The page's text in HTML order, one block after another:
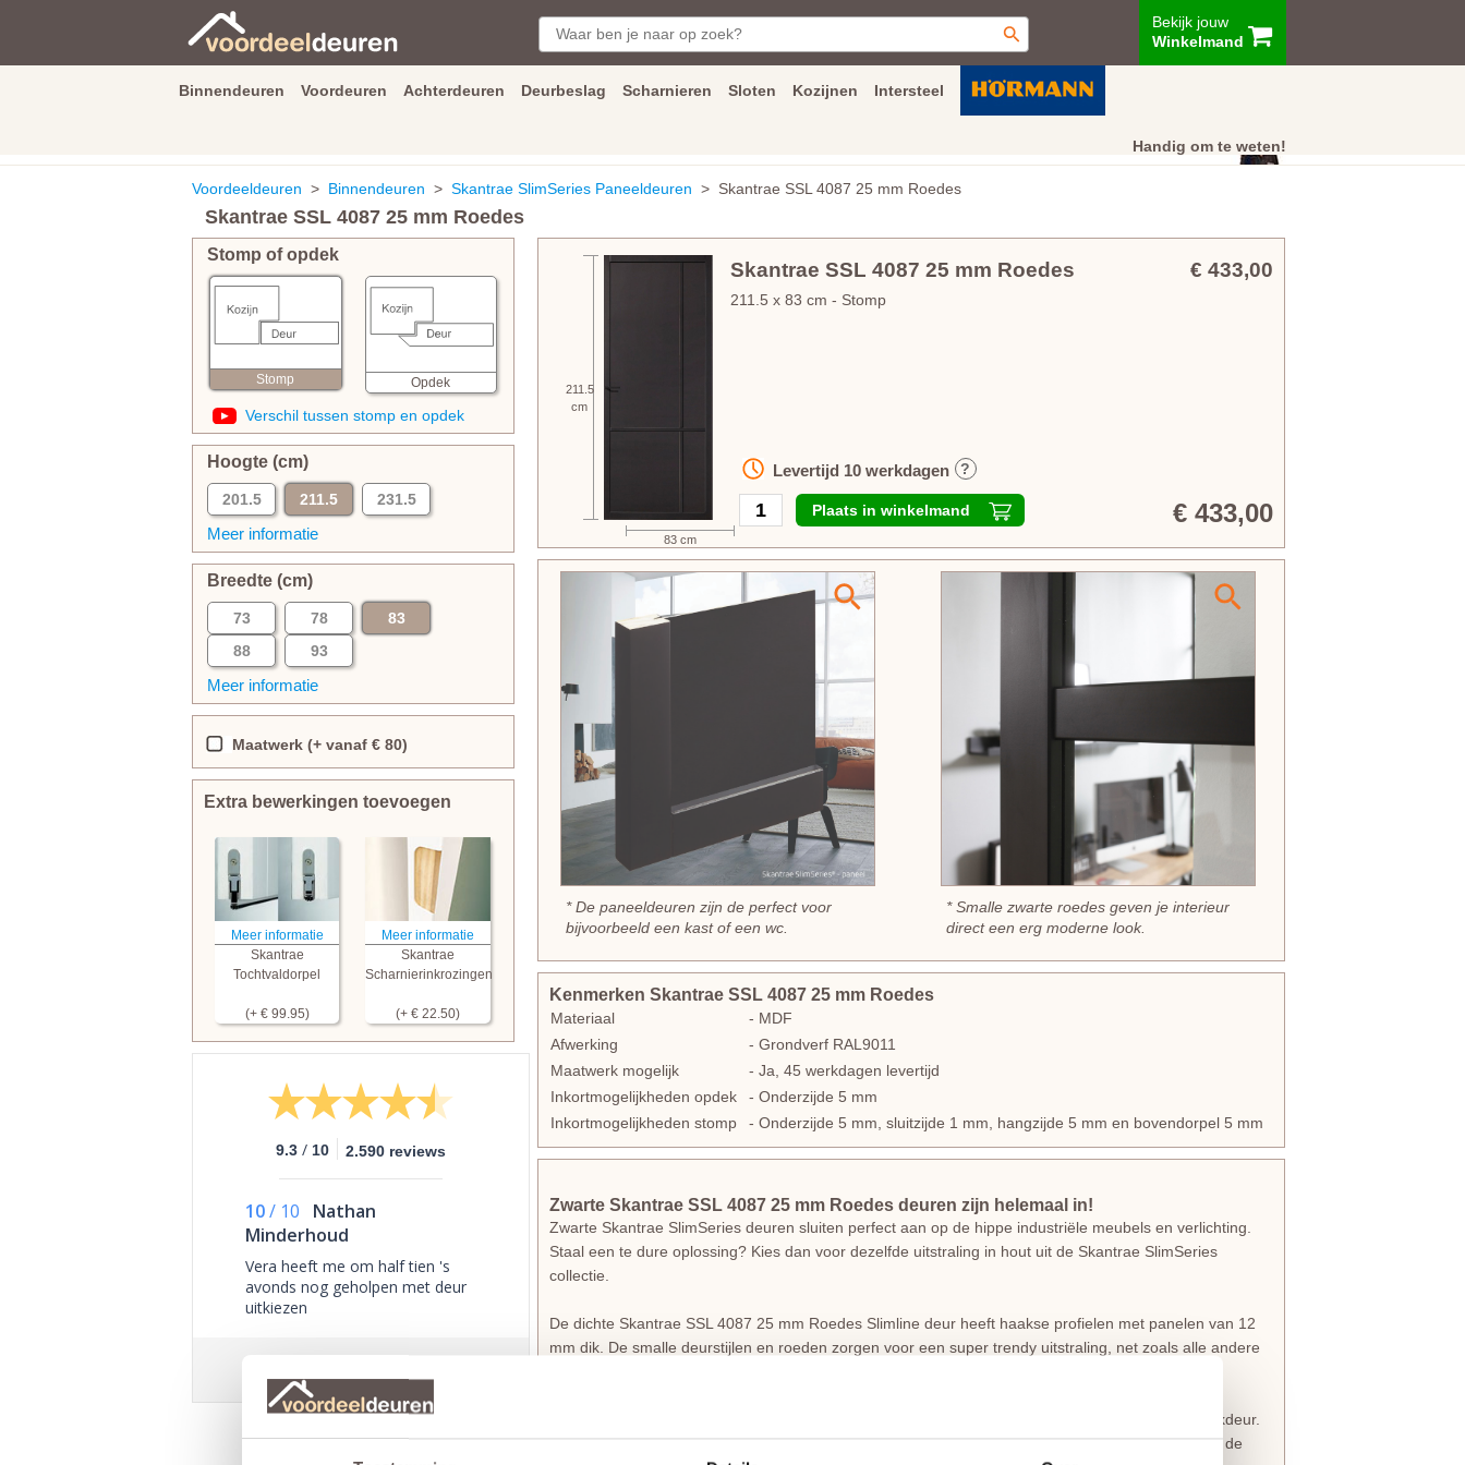
Bekijk jouw
Winkelmand
Binnendeuren Voordeuren Achterdeuren Deurbeslag Scharnieren Sloten Kozijnen Intersteel
Handig om te weten!
Klantenservice
Voordeeldeuren > Binnendeuren > Skantrae SlimSeries Paneeldeuren > Skantrae SSL 4087 25 mm Roedes
Skantrae SSL 4087 25 mm Roedes
Stomp of opdek
Stomp Opdek
Verschil tussen stomp en opdek
Hoogte (cm)
201.5 211.5
231.5
Meer informatie
Breedte (cm)
73 78
83
88
93
Meer informatie
Maatwerk (+ vanaf € 80)
Extra bewerkingen toevoegen
Meer informatie
Skantrae
Tochtvaldorpel
(+ € 99.95)
Meer informatie
Skantrae
Scharnierinkrozingen
(+ € 22.50)
9.3 / 10 2.590 reviews
10/ 10
Nathan
Minderhoud
Vera heeft me om half tien 's
avonds nog geholpen met deur
uitkiezen
211.5
cm
Skantrae SSL 4087 25 mm Roedes € 433,00
211.5 x 83 cm - Stomp
Plaats in winkelmand
Levertijd 10werkdagen ?
€ 433,00
83 cm
* De paneeldeuren zijn de perfect voor
bijvoorbeeld een kast of een wc.
* Smalle zwarte roedes geven je interieur
direct een erg moderne look.
Kenmerken Skantrae SSL 4087 25 mm Roedes
Materiaal
- MDF
Afwerking
- Grondverf RAL9011
Maatwerk mogelijk
- Ja, 45 werkdagen levertijd
Inkortmogelijkheden opdek
- Onderzijde 5 mm
Inkortmogelijkheden stomp
- Onderzijde 5 mm, sluitzijde 1 mm, hangzijde 5 mm en bovendorpel 5 mm
Zwarte Skantrae SSL 4087 25 mm Roedes deuren zijn helemaal in!
Zwarte Skantrae SlimSeries deuren sluiten perfect aan op de hippe industriële meubels en verlichting.
Staal een te dure oplossing? Kies dan voor dezelfde uitstraling in hout uit de Skantrae SlimSeries
collectie.
De dichte Skantrae SSL 4087 25 mm Roedes Slimline deur heeft haakse profielen met panelen van 12
mm dik. De smalle deurstijlen en roeden zorgen voor een super trendy uitstraling, net zoals alle andere
De SlimSeries deurstijlen zijn 60 mm breed bij een stompe deur en 73 mm breed bij de een opdekdeur.
Deze SlimSeries deuren zijn 39 mm dik en worden gecombineerd met 25 mm roeden. Voor zowel de